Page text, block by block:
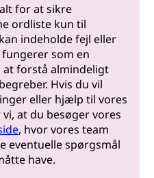
for at sikre
ordliste kun til
indeholde fejl eller
som en
at forstå almindeligt
Hvis du vil
eller hjælp til vores
at du besøger vores
, hvor vores team
eventuelle spørgsmål
have.